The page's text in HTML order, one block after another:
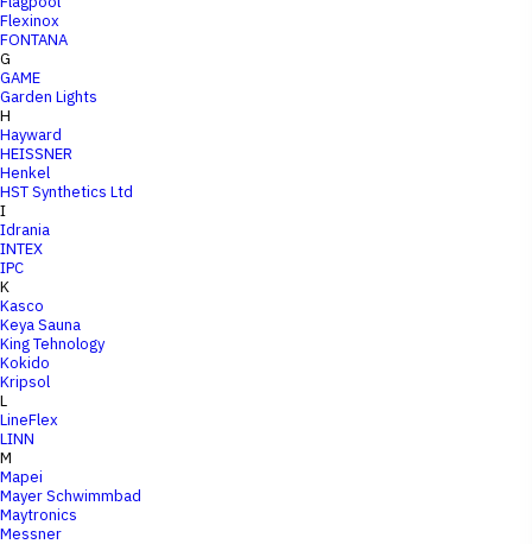
Flexinox
FONTANA
G
GAME
Garden Lights
H
Hayward
HEISSNER
Henkel
HST Synthetics Ltd
I
Idrania
INTEX
IPC
K
Kasco
Keya Sauna
King Tehnology
Kokido
Kripsol
L
LineFlex
LINN
M
Mapei
Mayer Schwimmbad
Maytronics
Messner